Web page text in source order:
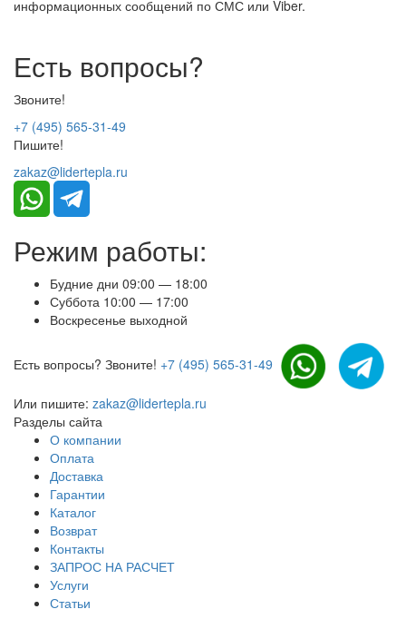
информационных сообщений по СМС или Viber.
Есть вопросы?
Звоните!
+7 (495) 565-31-49
Пишите!
zakaz@lidertepla.ru
Режим работы:
Будние дни 09:00 — 18:00
Суббота 10:00 — 17:00
Воскресенье выходной
Есть вопросы? Звоните! +7 (495) 565-31-49
Или пишите: zakaz@lidertepla.ru
Разделы сайта
О компании
Оплата
Доставка
Гарантии
Каталог
Возврат
Контакты
ЗАПРОС НА РАСЧЕТ
Услуги
Статьи